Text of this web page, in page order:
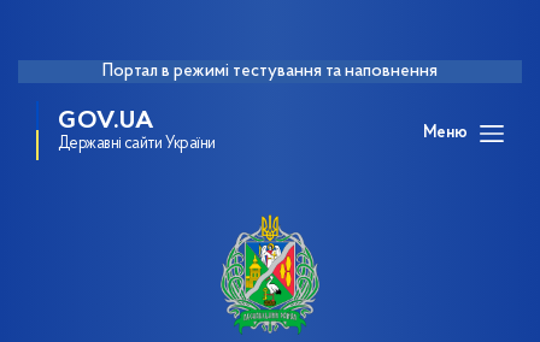
Портал в режимі тестування та наповнення
GOV.UA
Державні сайти України
Меню